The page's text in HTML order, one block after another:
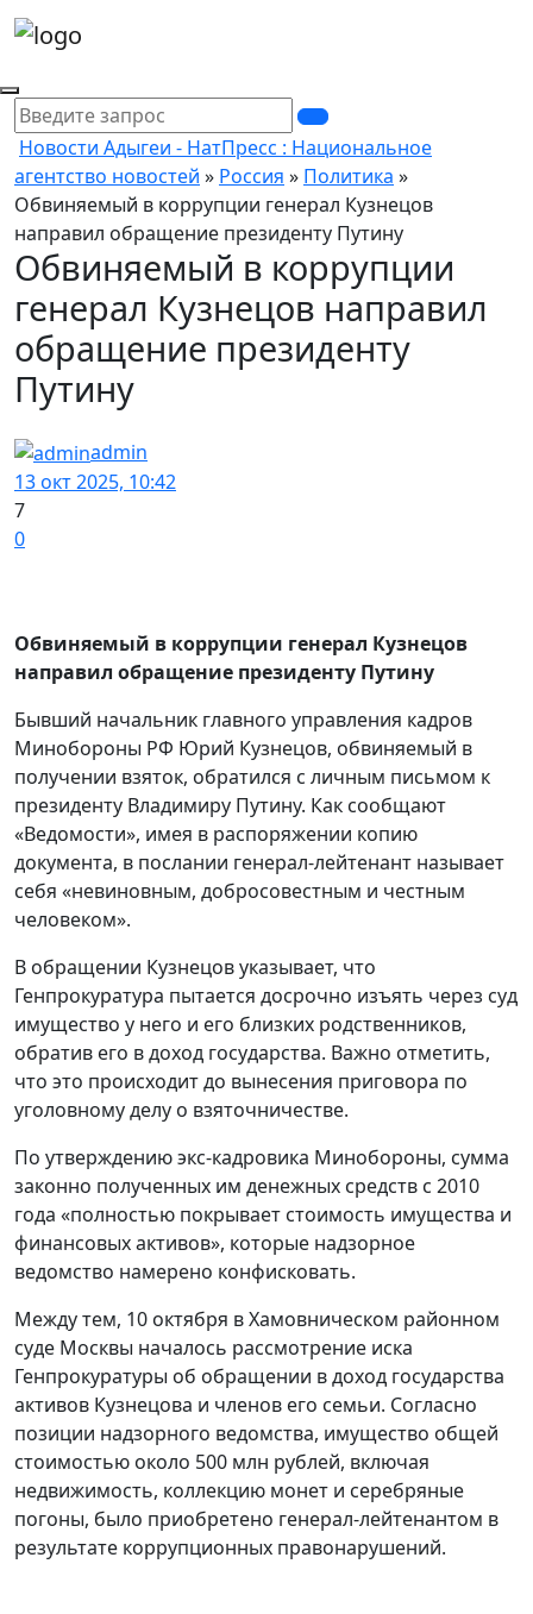
Новости Адыгеи - НатПресс : Национальное
агентство новостей » Россия » Политика »
Обвиняемый в коррупции генерал Кузнецов
направил обращение президенту Путину
Обвиняемый в коррупции
генерал Кузнецов направил
обращение президенту
Путину
admin
13 окт 2025, 10:42
7
0
Обвиняемый в коррупции генерал Кузнецов
направил обращение президенту Путину
Бывший начальник главного управления кадров
Минобороны РФ Юрий Кузнецов, обвиняемый в
получении взяток, обратился с личным письмом к
президенту Владимиру Путину. Как сообщают
«Ведомости», имея в распоряжении копию
документа, в послании генерал-лейтенант называет
себя «невиновным, добросовестным и честным
человеком».
В обращении Кузнецов указывает, что
Генпрокуратура пытается досрочно изъять через суд
имущество у него и его близких родственников,
обратив его в доход государства. Важно отметить,
что это происходит до вынесения приговора по
уголовному делу о взяточничестве.
По утверждению экс-кадровика Минобороны, сумма
законно полученных им денежных средств с 2010
года «полностью покрывает стоимость имущества и
финансовых активов», которые надзорное
ведомство намерено конфисковать.
Между тем, 10 октября в Хамовническом районном
суде Москвы началось рассмотрение иска
Генпрокуратуры об обращении в доход государства
активов Кузнецова и членов его семьи. Согласно
позиции надзорного ведомства, имущество общей
стоимостью около 500 млн рублей, включая
недвижимость, коллекцию монет и серебряные
погоны, было приобретено генерал-лейтенантом в
результате коррупционных правонарушений.